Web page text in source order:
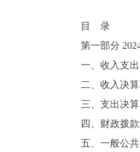
目 录
第一部分 2024
一、收入支出
二、收入决算
三、支出决算
四、财政拨款
五、一般公共